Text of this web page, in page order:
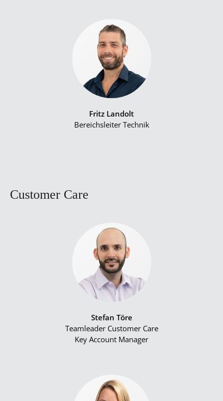
Fritz Landolt
Bereichsleiter Technik
Customer Care
Stefan Töre
Teamleader Customer Care
Key Account Manager